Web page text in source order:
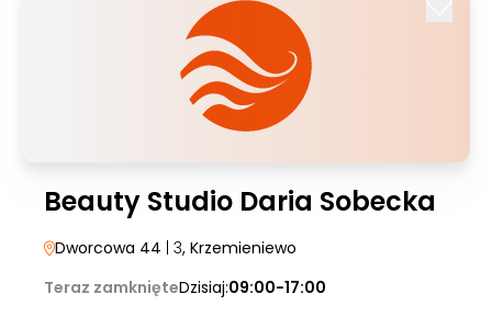
Beauty Studio Daria Sobecka
Dworcowa 44 | 3, Krzemieniewo
Teraz zamknięteDzisiaj:09:00-17:00